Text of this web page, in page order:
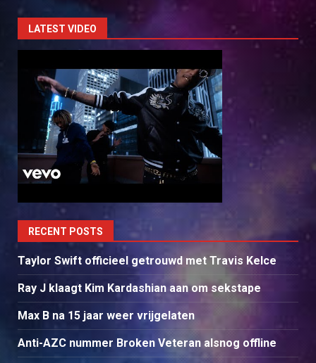
LATEST VIDEO
RECENT POSTS
Taylor Swift officieel getrouwd met Travis Kelce
Ray J klaagt Kim Kardashian aan om sekstape
Max B na 15 jaar weer vrijgelaten
Anti-AZC nummer Broken Veteran alsnog offline